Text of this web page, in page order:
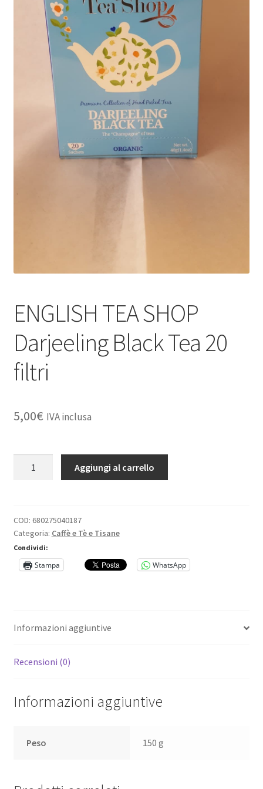
Dove Siamo
Il mio account
Le spedizioni sono sospese per tutto il mese di agosto
Spedizioni
ENGLISH TEA SHOP
Darjeeling Black Tea 20
filtri
5,00€ IVA inclusa
Black
Tea
20
filtri
Aggiungi al carrello
COD: 680275040187
Categoria: Caffè e Tè e Tisane
Condividi:
Stampa WhatsApp
Informazioni aggiuntive
Recensioni (0)
Informazioni aggiuntive
Peso 150 g